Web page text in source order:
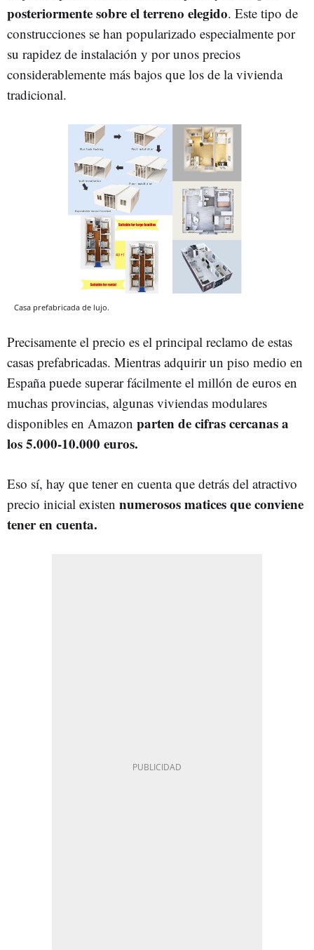
posteriormente sobre el terreno elegido. Este tipo de
construcciones se han popularizado especialmente por
su rapidez de instalación y por unos precios
considerablemente más bajos que los de la vivienda
tradicional.
Casa prefabricada de lujo.
Precisamente el precio es el principal reclamo de estas
casas prefabricadas. Mientras adquirir un piso medio en
España puede superar fácilmente el millón de euros en
muchas provincias, algunas viviendas modulares
disponibles en Amazon parten de cifras cercanas a
los 5.000-10.000 euros.
Eso sí, hay que tener en cuenta que detrás del atractivo
precio inicial existen numerosos matices que conviene
tener en cuenta.